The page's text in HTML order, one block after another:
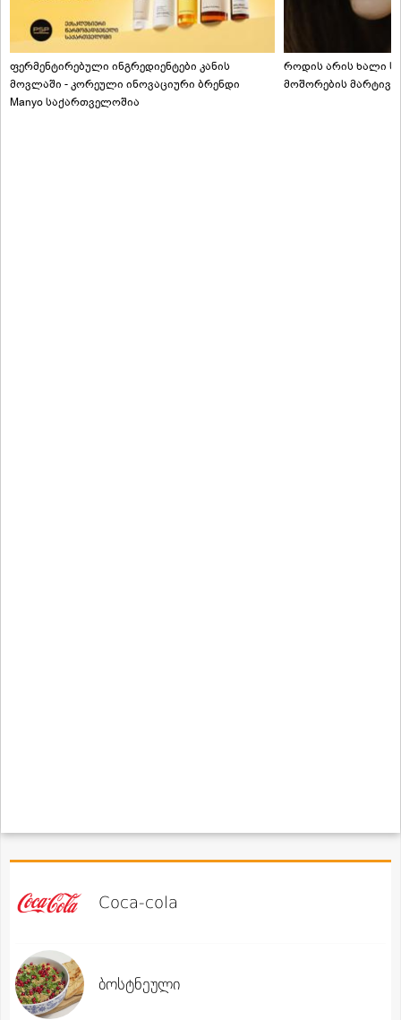
ფერმენტირებული ინგრედიენტები კანის
მოვლაში - კორეული ინოვაციური ბრენდი
Manyo საქართველოშია
როდის არის ხალი
მოშორების
Coca-cola
ბოსტნეული